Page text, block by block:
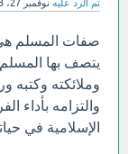
تم الرد عليه نوفمبر 27، 2023
صفات المسلم هي
يتصف بها
وملائكته وكتبه
والتزامه بأداء
الإسلامية في